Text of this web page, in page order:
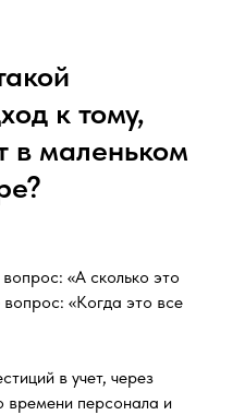
к тому,
в маленьком
«А сколько это
вопрос: «Когда это все
в учет, через
времени персонала и